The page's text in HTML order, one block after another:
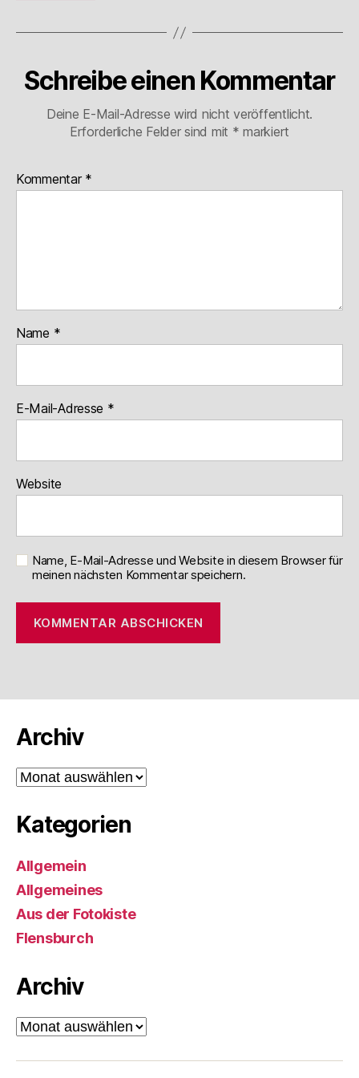
Schreibe einen Kommentar
Deine E-Mail-Adresse wird nicht veröffentlicht.
Erforderliche Felder sind mit * markiert
Kommentar *
Name *
E-Mail-Adresse *
Website
Name, E-Mail-Adresse und Website in diesem Browser für
meinen nächsten Kommentar speichern.
Archiv
Archiv
Kategorien
Allgemein
Allgemeines
Aus der Fotokiste
Flensburch
Archiv
Archiv